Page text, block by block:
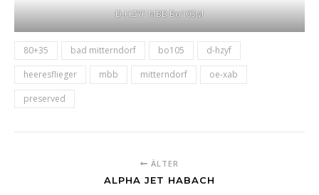
D-HZYF MBB Bo105M
80+35 bad mitterndorf bo105
d-hzyf
heeresflieger
mbb mitterndorf
oe-xab
preserved
ÄLTER
ALPHA JET HABACH